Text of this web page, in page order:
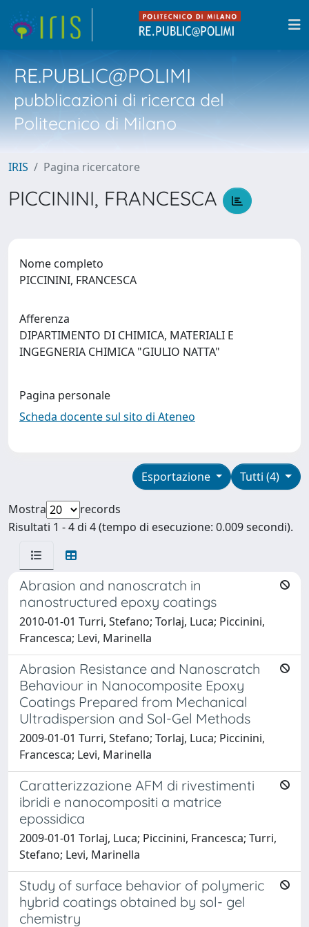
RE.PUBLIC@POLIMI
pubblicazioni di ricerca del
Politecnico di Milano
IRIS Pagina ricercatore
PICCININI, FRANCESCA
Nome completo
PICCININI, FRANCESCA
Afferenza
DIPARTIMENTO DI CHIMICA, MATERIALI E
INGEGNERIA CHIMICA "GIULIO NATTA"
Pagina personale
Scheda docente sul sito di Ateneo
Tutti (4)
Esportazione
Mostra
records
Risultati 1 - 4 di 4 (tempo di esecuzione: 0.009 secondi).
Abrasion and nanoscratch in
nanostructured epoxy coatings
2010-01-01 Turri, Stefano; Torlaj, Luca; Piccinini,
Francesca; Levi, Marinella
Abrasion Resistance and Nanoscratch
Behaviour in Nanocomposite Epoxy
Coatings Prepared from Mechanical
Ultradispersion and Sol-Gel Methods
2009-01-01 Turri, Stefano; Torlaj, Luca; Piccinini,
Francesca; Levi, Marinella
Caratterizzazione AFM di rivestimenti
ibridi e nanocompositi a matrice
epossidica
2009-01-01 Torlaj, Luca; Piccinini, Francesca; Turri,
Stefano; Levi, Marinella
Study of surface behavior of polymeric
hybrid coatings obtained by sol- gel
chemistry